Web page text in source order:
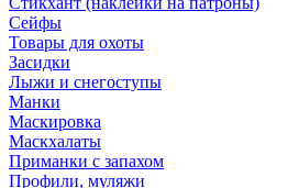
Сейфы
Товары для охоты
Засидки
Лыжи и снегоступы
Манки
Маскировка
Маскхалаты
Приманки с запахом
Профили, муляжи